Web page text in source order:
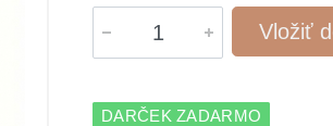
Vložiť
DARČEK ZADARMO